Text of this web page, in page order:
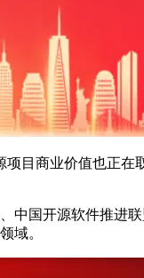
目商业价值也正
中国开源软件推
域。